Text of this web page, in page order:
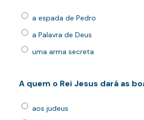
a espada de Pedro
a Palavra de Deus
uma arma secreta
A quem o Rei Jesus dará as
aos judeus